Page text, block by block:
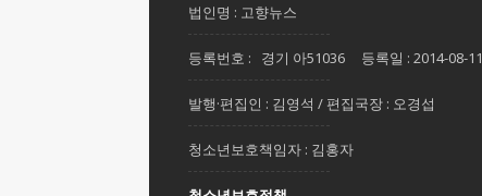
법인명 : 고향뉴스
등록번호 : 경기 아51036 등록일 : 2014-08-11
발행·편집인 : 김영석 / 편집국장 : 오경섭
청소년보호책임자 : 김홍자